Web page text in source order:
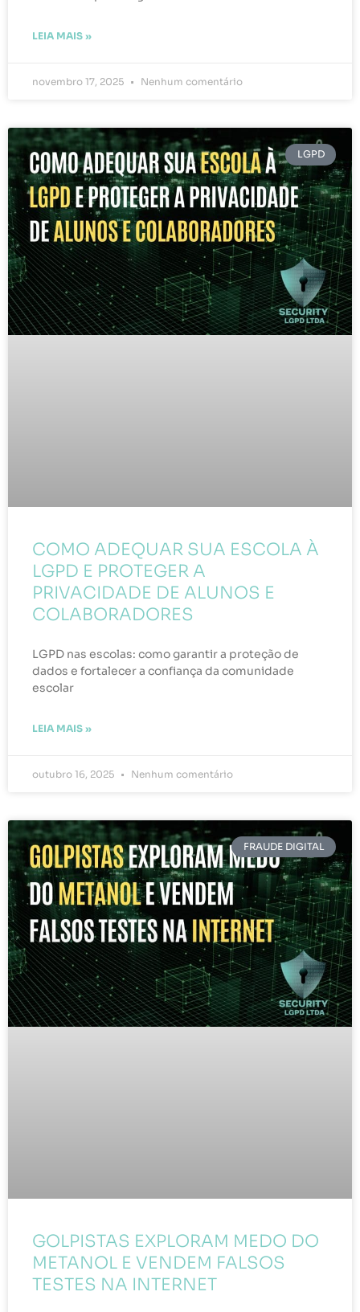
LEIA MAIS »
novembro 17, 2025 Nenhum comentário
LGPD
COMO ADEQUAR SUA ESCOLA À
LGPD E PROTEGER A
PRIVACIDADE DE ALUNOS E
COLABORADORES
LGPD nas escolas: como garantir a proteção de
dados e fortalecer a confiança da comunidade
escolar
LEIA MAIS »
outubro 16, 2025 Nenhum comentário
FRAUDE DIGITAL
GOLPISTAS EXPLORAM MEDO DO
METANOL E VENDEM FALSOS
TESTES NA INTERNET